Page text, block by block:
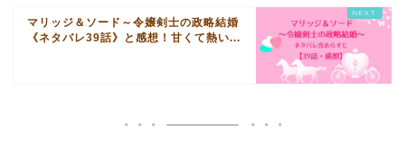
マリッジ＆ソード～令嬢剣士の政略結婚
《ネタバレ39話》と感想！甘くて熱い...